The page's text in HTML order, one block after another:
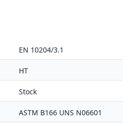
EN 10204/3.1
HT
Stock
ASTM B166 UNS N06601